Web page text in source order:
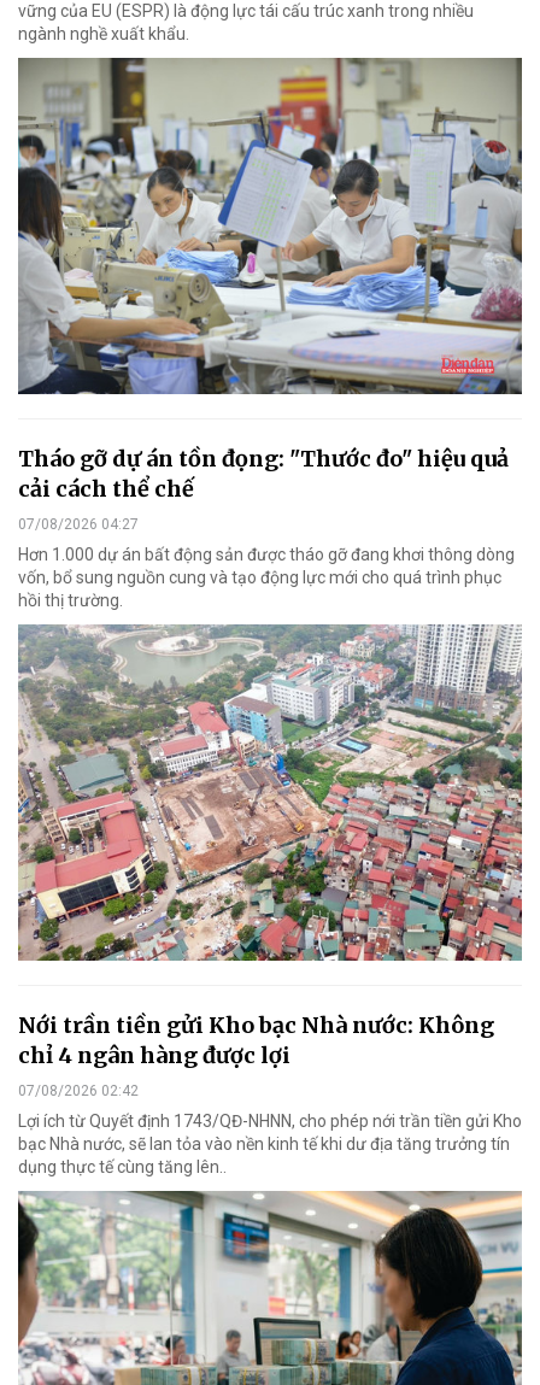
vững của EU (ESPR) là động lực tái cấu trúc xanh trong nhiều
ngành nghề xuất khẩu.
Tháo gỡ dự án tồn đọng: "Thước đo" hiệu quả
cải cách thể chế
07/08/2026 04:27
Hơn 1.000 dự án bất động sản được tháo gỡ đang khơi thông dòng
vốn, bổ sung nguồn cung và tạo động lực mới cho quá trình phục
hồi thị trường.
Nới trần tiền gửi Kho bạc Nhà nước: Không
chỉ 4 ngân hàng được lợi
07/08/2026 02:42
Lợi ích từ Quyết định 1743/QĐ-NHNN, cho phép nới trần tiền gửi Kho
bạc Nhà nước, sẽ lan tỏa vào nền kinh tế khi dư địa tăng trưởng tín
dụng thực tế cùng tăng lên..